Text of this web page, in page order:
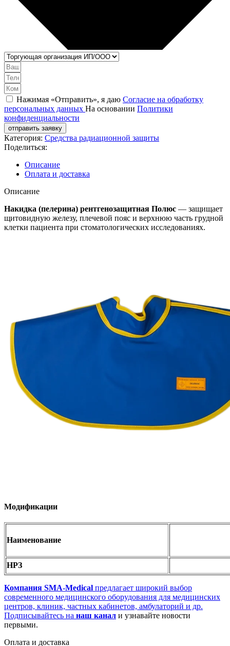
Нажимая «Отправить», я даю Согласие на обработку
персональных данных На основании Политики
конфиденциальности
отправить заявку
Категория: Средства радиационной защиты
Поделиться:
Описание
Оплата и доставка
Описание
Накидка (пелерина) рентгенозащитная Полюс — защищает
щитовидную железу, плечевой пояс и верхнюю часть грудной
клетки пациента при стоматологических исследованиях.
Модификации
Наименование
НРЗ
Компания SMA-Medical предлагает широкий выбор
современного медицинского оборудования для медицинских
центров, клиник, частных кабинетов, амбулаторий и др.
Подписывайтесь на наш канал и узнавайте новости
первыми.
Оплата и доставка